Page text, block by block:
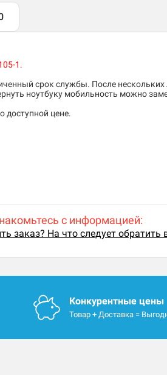
1.
срок службы. После нескольких
ноутбуку мобильность можно
доступной цене.
с информацией:
заказ? На что следует обратить
Конкурентные цены
Товар + Доставка =